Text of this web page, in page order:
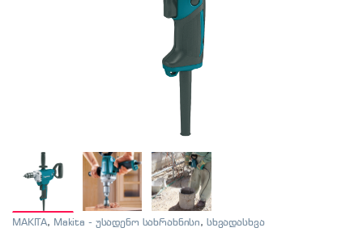
MAKITA, Makita - უსადენო სახრახნისი, სხვადასხვა